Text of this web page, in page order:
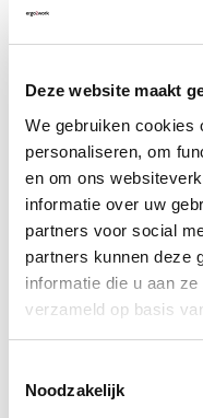
Deze website maakt
We gebruiken cookies
personaliseren, om
en om ons
informatie over uw
partners voor social
partners kunnen deze
informatie die u aan
verzameld op basis
Noodzakelijk
FUSSRING ?
FUSSRING AUS